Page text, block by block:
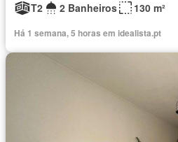
T2
2 Banheiros 130 m²
Há 1 semana, 5 horas em idealista.pt